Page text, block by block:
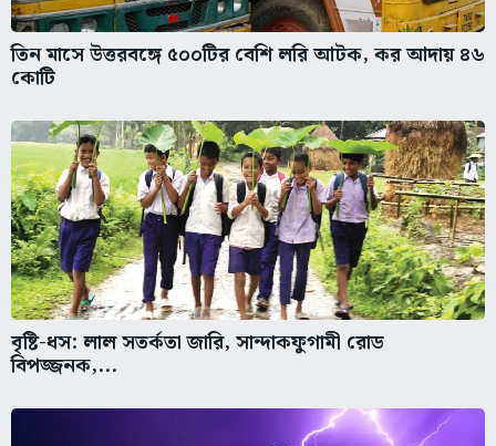
তিন মাসে উত্তরবঙ্গে ৫০০টির বেশি লরি আটক, কর আদায় ৪৬
কোটি
বৃষ্টি-ধস: লাল সতর্কতা জারি, সান্দাকফুগামী রোড
বিপজ্জনক,...